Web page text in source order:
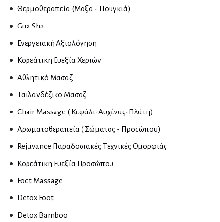
Νεφρολόγοι
Οδοντίατροι
Ομοιοπαθητικοί
Ορθοδοντικοί
Παιδοοδοντίατροι
Περιοδοντολόγοι
Θερμοθεραπεία (Μοξα - Πουγκιά)
Gua Sha
Ενεργειακή Αξιολόγηση
Κορεάτικη Ευεξία Χεριών
Αθλητικό Μασαζ
Ταιλανδέζικο Μασαζ
Chair Massage ( Kεφάλι-Αυχένας-Πλάτη)
Αρωματοθεραπεία ( Σώματος - Προσώπου)
Rejuvance Παραδοσιακές Τεχνικές Ομορφιάς
Κορεάτικη Ευεξία Προσώπου
Foot Massage
Detox Foot
Detox Bamboo